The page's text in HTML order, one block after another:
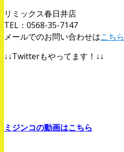
リミックス春日井店
TEL：0568-35-7147
メールでのお問い合わせはこちら
↓↓Twitterもやってます！↓↓
ミジンコの動画はこちら